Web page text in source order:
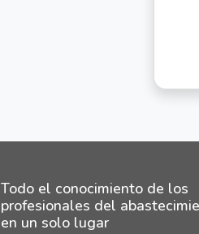
Todo el conocimiento de los
profesionales del
en un solo lugar